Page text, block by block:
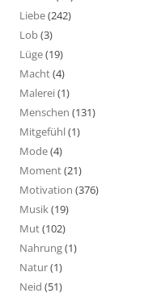
Liebe(242)
Lob(3)
Lüge(19)
Macht(4)
Malerei(1)
Menschen (131)
Mitgefühl(1)
Mode(4)
Moment(21)
Motivation (376)
Musik(19)
Mut(102)
Nahrung(1)
Natur(1)
Neid (51)